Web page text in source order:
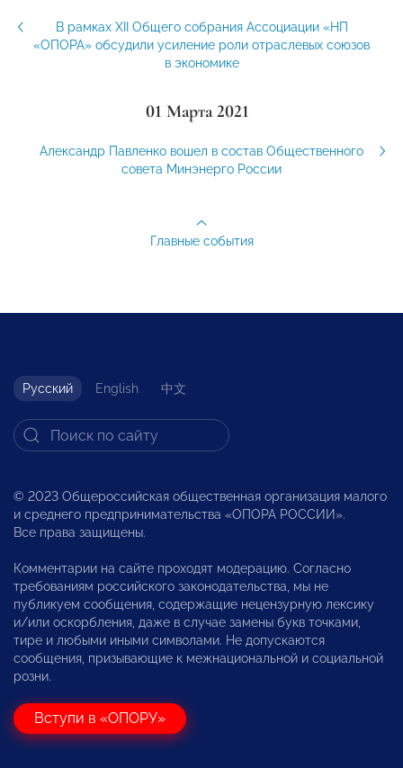
В рамках XII Общего собрания Ассоциации «НП
«ОПОРА» обсудили усиление роли отраслевых союзов
в экономике
01 Марта 2021
Александр Павленко вошел в состав Общественного
совета Минэнерго России
Главные события
Русский English 中文
© 2023 Общероссийская общественная организация малого
и среднего предпринимательства «ОПОРА РОССИИ».
Все права защищены.
Комментарии на сайте проходят модерацию. Согласно
требованиям российского законодательства, мы не
публикуем сообщения, содержащие нецензурную лексику
и/или оскорбления, даже в случае замены букв точками,
тире и любыми иными символами. Не допускаются
сообщения, призывающие к межнациональной и социальной
розни.
Вступи в «ОПОРУ»